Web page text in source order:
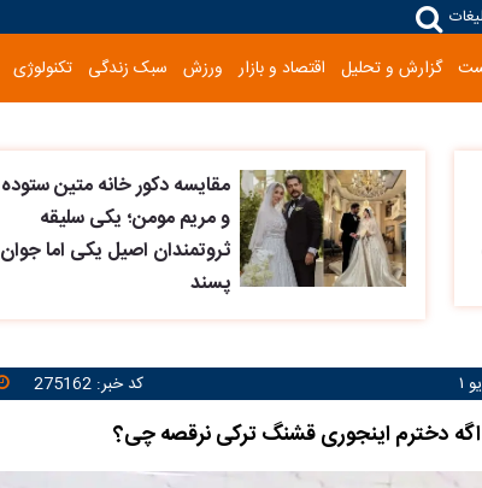
گزارش و تحلیل اقتصاد و بازار ورزش سبک زندگی تکنولوژی
مقایسه دکور خانه متین ستوده
و مریم مومن؛ یکی سلیقه
ثروتمندان اصیل یکی اما جوان
پسند
۱ کد خبر: 275162
اگه دخترم اینجوری قشنگ ترکی نرقصه چی؟